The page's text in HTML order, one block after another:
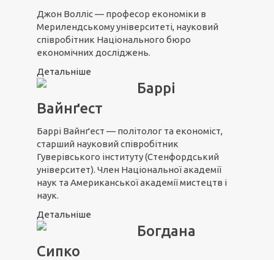
Джон Волліс — професор економіки в
Мерилендському університеті, науковий
співробітник Національного бюро
економічних досліджень.
Детальніше
Баррі
Вайнґест
Баррі Вайнґест — політолог та економіст,
старший науковий співробітник
Гуверівського інституту (Стенфордський
університет). Член Національної академії
наук та Американської академії мистецтв і
наук.
Детальніше
Богдана
Сипко